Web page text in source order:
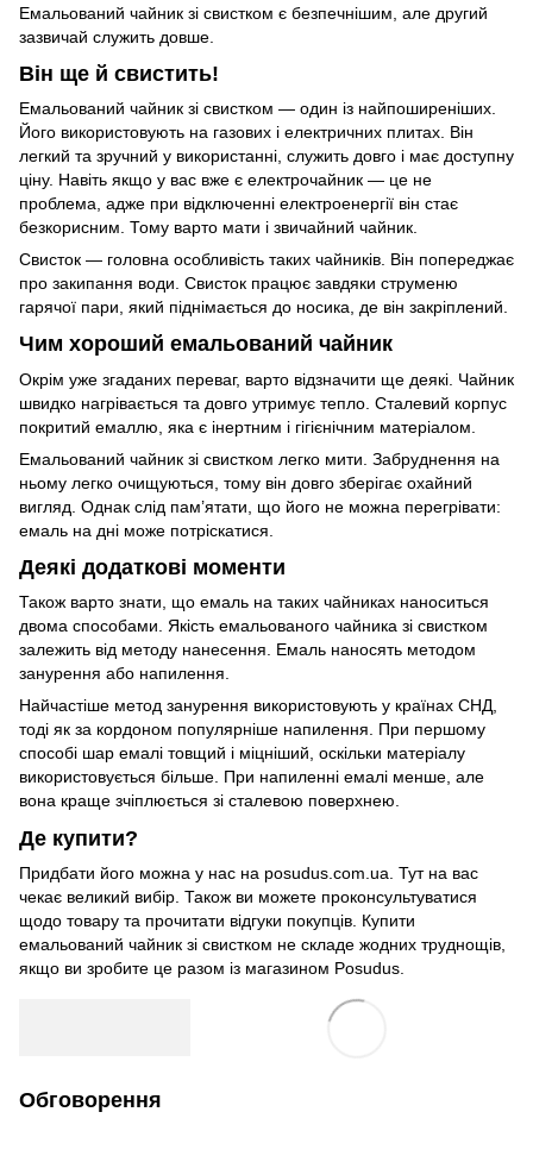
Емальований чайник зі свистком є безпечнішим, але другий
зазвичай служить довше.
Він ще й свистить!
Емальований чайник зі свистком — один із найпоширеніших.
Його використовують на газових і електричних плитах. Він
легкий та зручний у використанні, служить довго і має доступну
ціну. Навіть якщо у вас вже є електрочайник — це не
проблема, адже при відключенні електроенергії він стає
безкорисним. Тому варто мати і звичайний чайник.
Свисток — головна особливість таких чайників. Він попереджає
про закипання води. Свисток працює завдяки струменю
гарячої пари, який піднімається до носика, де він закріплений.
Чим хороший емальований чайник
Окрім уже згаданих переваг, варто відзначити ще деякі. Чайник
швидко нагрівається та довго утримує тепло. Сталевий корпус
покритий емаллю, яка є інертним і гігієнічним матеріалом.
Емальований чайник зі свистком легко мити. Забруднення на
ньому легко очищуються, тому він довго зберігає охайний
вигляд. Однак слід пам’ятати, що його не можна перегрівати:
емаль на дні може потріскатися.
Деякі додаткові моменти
Також варто знати, що емаль на таких чайниках наноситься
двома способами. Якість емальованого чайника зі свистком
залежить від методу нанесення. Емаль наносять методом
занурення або напилення.
Найчастіше метод занурення використовують у країнах СНД,
тоді як за кордоном популярніше напилення. При першому
способі шар емалі товщий і міцніший, оскільки матеріалу
використовується більше. При напиленні емалі менше, але
вона краще зчіплюється зі сталевою поверхнею.
Де купити?
Придбати його можна у нас на posudus.com.ua. Тут на вас
чекає великий вибір. Також ви можете проконсультуватися
щодо товару та прочитати відгуки покупців. Купити
емальований чайник зі свистком не складе жодних труднощів,
якщо ви зробите це разом із магазином Posudus.
Обговорення